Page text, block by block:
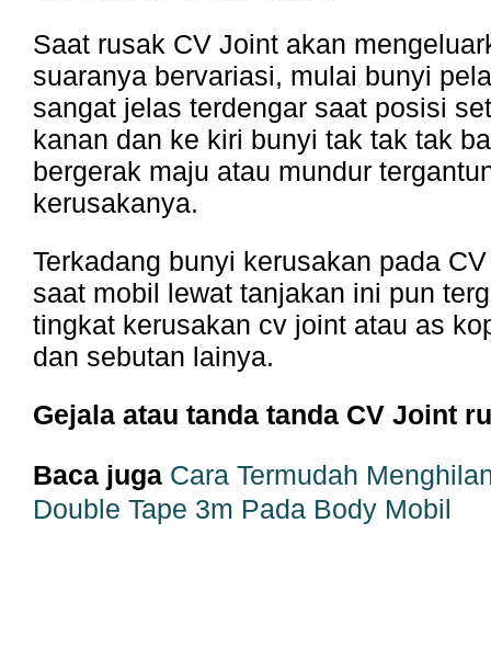
Saat rusak CV Joint akan
suaranya bervariasi, mulai bunyi
sangat jelas terdengar saat posisi
kanan dan ke kiri bunyi tak tak tak
bergerak maju atau mundur
kerusakanya.
Terkadang bunyi kerusakan pada
saat mobil lewat tanjakan ini pun
tingkat kerusakan cv joint atau as
dan sebutan lainya.
Gejala atau tanda tanda CV Joint
Baca juga Cara Termudah
Double Tape 3m Pada Body Mobil